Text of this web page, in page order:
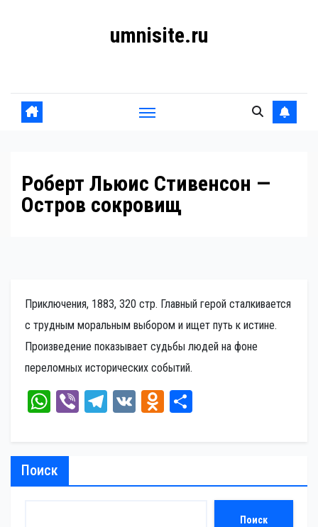
umnisite.ru
Роберт Льюис Стивенсон —
Остров сокровищ
Приключения, 1883, 320 стр. Главный герой сталкивается
с трудным моральным выбором и ищет путь к истине.
Произведение показывает судьбы людей на фоне
переломных исторических событий.
W
A
pp
Vi
Te
m
V
O
ss ь
Поиск
Поиск